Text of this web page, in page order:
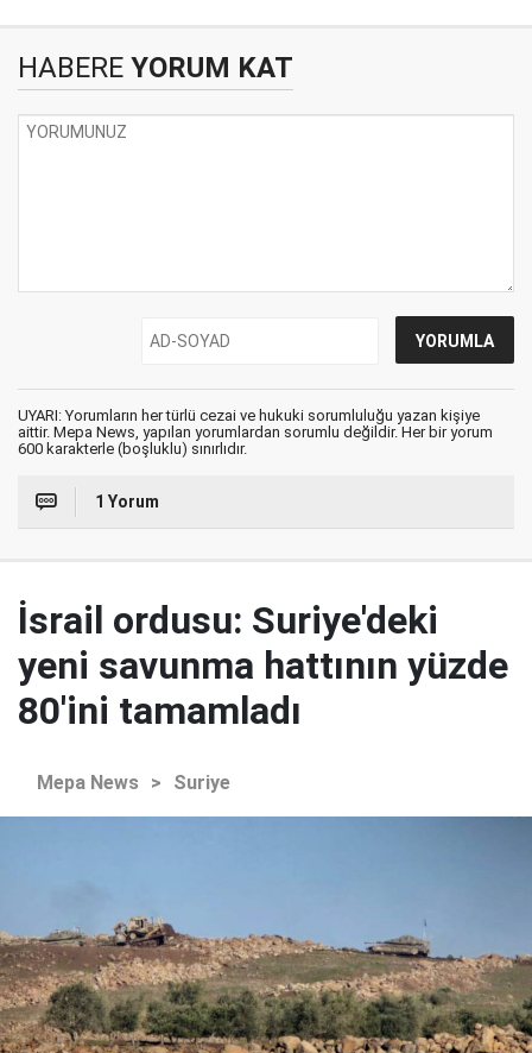
HABERE YORUM KAT
UYARI: Yorumların her türlü cezai ve hukuki sorumluluğu yazan kişiye
aittir. Mepa News, yapılan yorumlardan sorumlu değildir. Her bir yorum
600 karakterle (boşluklu) sınırlıdır.
1 Yorum
İsrail ordusu: Suriye'deki
yeni savunma hattının yüzde
80'ini tamamladı
Mepa News > Suriye